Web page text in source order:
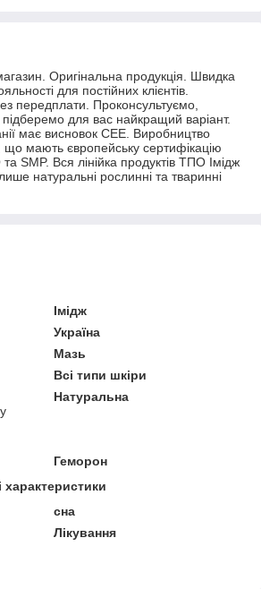
Оригінальна продукція. Швидка
для постійних клієнтів.
передплати. Проконсультуємо,
для вас найкращий варіант.
має висновок СЕЕ. Виробництво
що мають європейську сертифікацію
та SMP. Вся лінійка продуктів ТПО Імідж
натуральні рослинні та тваринні
Імідж
Україна
Мазь
Всі типи шкіри
Натуральна
Геморон
сна
Лікування